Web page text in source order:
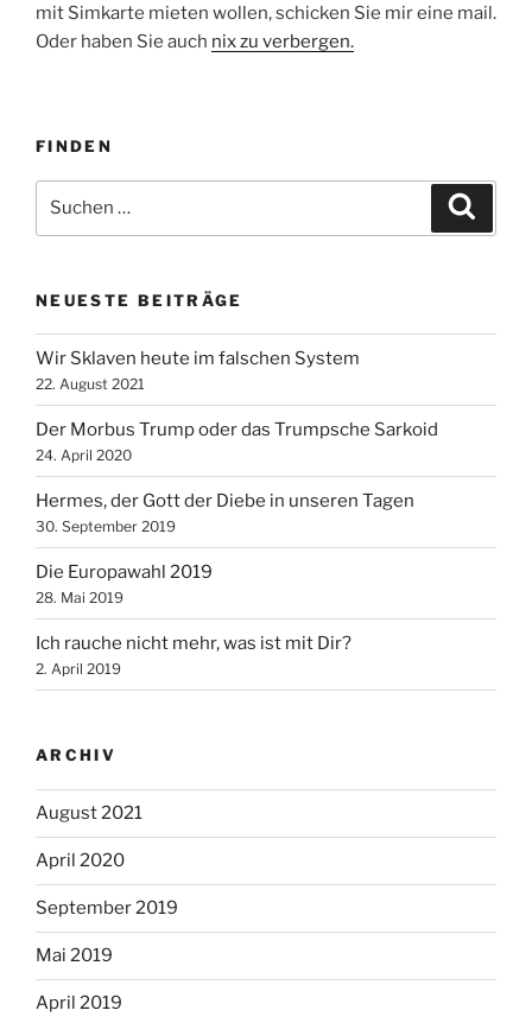
mit Simkarte mieten wollen, schicken Sie mir eine mail.
Oder haben Sie auch nix zu verbergen.
FINDEN
nach:
NEUESTE BEITRÄGE
Wir Sklaven heute im falschen System
22. August 2021
Der Morbus Trump oder das Trumpsche Sarkoid
24. April 2020
Hermes, der Gott der Diebe in unseren Tagen
30. September 2019
Die Europawahl 2019
28. Mai 2019
Ich rauche nicht mehr, was ist mit Dir?
2. April 2019
ARCHIV
August 2021
April 2020
September 2019
Mai 2019
April 2019